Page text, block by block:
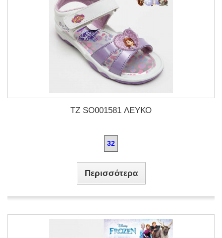
TZ SO001581 ΛΕΥΚΟ
32
Περισσότερα